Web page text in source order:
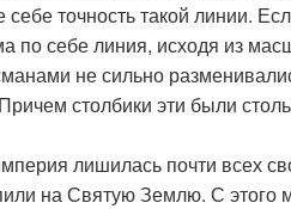
точность такой линии.
по себе линия, исходя из
не сильно
столбики эти были
лишилась почти всех
на Святую Землю. С этого